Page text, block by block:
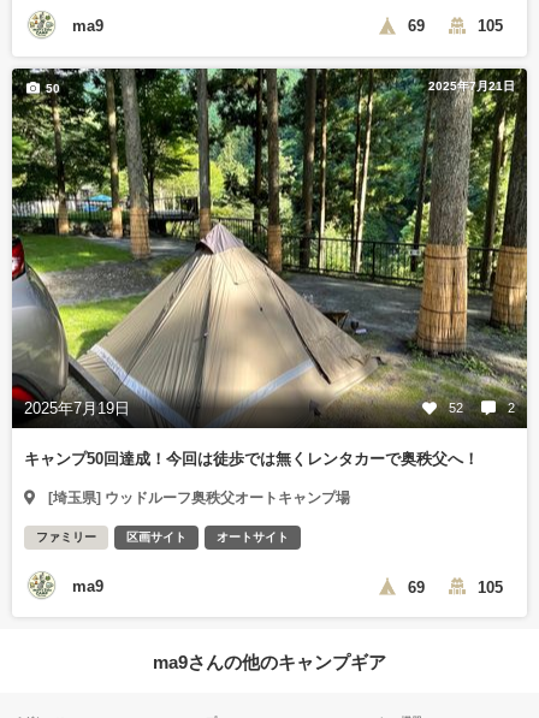
ma9 69 105
2025年7月21日
2025年7月19日 52 2
50
キャンプ50回達成！今回は徒歩では無くレンタカーで奥秩父へ！
[埼玉県] ウッドルーフ奥秩父オートキャンプ場
ファミリー 区画サイト オートサイト
ma9 69 105
ma9さんの他のキャンプギア